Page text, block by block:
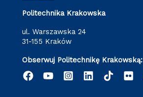
Politechnika Krakowska
ul. Warszawska 24
31-155 Kraków
Obserwuj Politechnikę Krakowską: